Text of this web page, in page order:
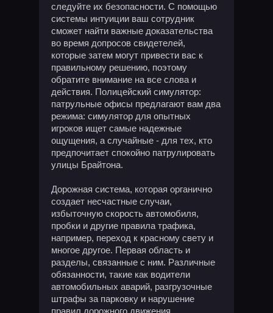
следуйте их безопасности. С помощью
системы интуиции ваш сотрудник
сможет найти важные доказательства
во время допросов свидетелей,
которые затем могут привести вас к
правильному решению, поэтому
обратите внимание на все слова и
действия. Полицейский симулятор:
патрульные офисы предлагают вам два
режима: симулятор для опытных
игроков ищет самые надежные
ощущения, а случайные - для тех, кто
предпочитает спокойно патрулировать
улицы Брайтона.
Дорожная система, которая органично
создает несчастные случаи,
избыточную скорость автомобиля,
пробки и другие правила трафика,
например, переход к красному свету и
многое другое. Первая область и
разделы, связанные с ним. Различные
обязанности, такие как водители
автомобильных аварий, разгрузочные
штрафы за парковку и нарушение
правил дорожного движения,